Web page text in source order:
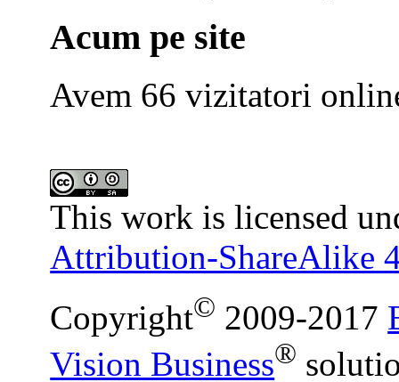
Acum pe site
Avem 66 vizitatori
This work is licensed
Attribution-ShareAlike
Copyright© 2009-2017
Vision Business®